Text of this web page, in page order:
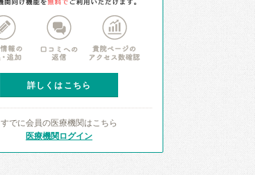
詳しくはこちら
すでに会員の医療機関はこちら
医療機関ログイン